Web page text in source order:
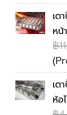
เต
หน้
฿
เต
ห้อ